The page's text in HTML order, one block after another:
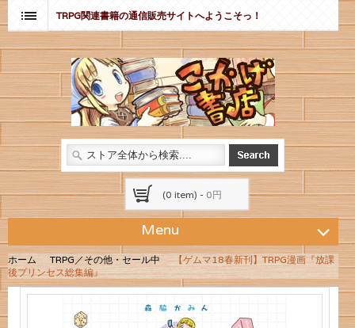
TRPG関連書籍の通信販売サイトへようこそっ！
(0 item) - 0円
Menu
ホーム TRPG／その他・セール中
【ゲムマ18春新刊】TRPG漫画『放課
後プリンセス総集編』